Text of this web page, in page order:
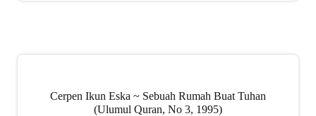
Cerpen Ikun Eska ~ Sebuah Rumah Buat Tuhan
(Ulumul Quran, No 3, 1995)